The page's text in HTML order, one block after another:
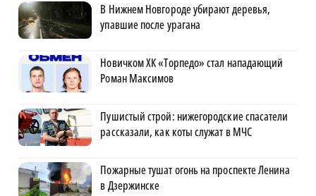
В Нижнем Новгороде убирают деревья,
упавшие после урагана
Новичком ХК «Торпедо» стал нападающий
Роман Максимов
Пушистый строй: нижегородские спасатели
рассказали, как коты служат в МЧС
Пожарные тушат огонь на проспекте Ленина
в Дзержинске